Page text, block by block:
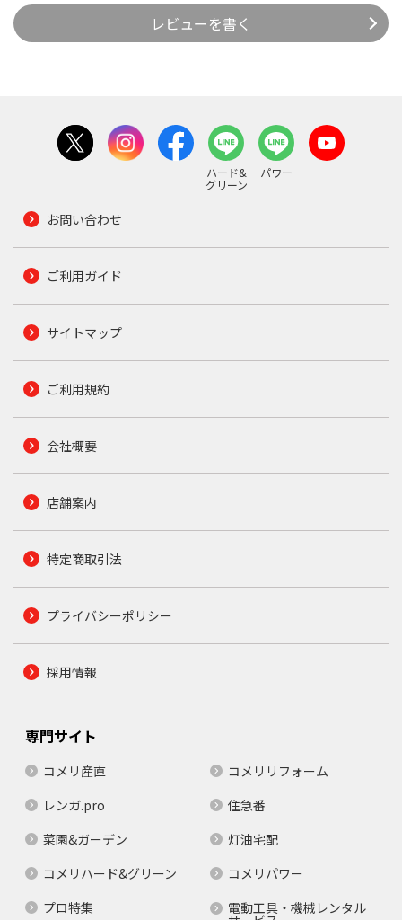
レビューを書く
ハード&
グリーン
パワー
お問い合わせ
ご利用ガイド
サイトマップ
ご利用規約
会社概要
店舗案内
特定商取引法
プライバシーポリシー
採用情報
専門サイト
コメリ産直
コメリリフォーム
レンガ.pro
住急番
菜園&ガーデン
灯油宅配
コメリハード&グリーン
コメリパワー
プロ特集
電動工具・機械レンタル